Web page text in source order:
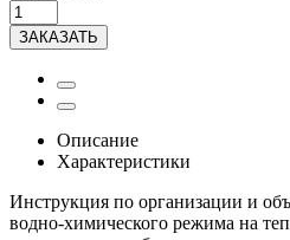
ЗАКАЗАТЬ
Описание
Характеристики
Инструкция по организации и
водно-химического режима на